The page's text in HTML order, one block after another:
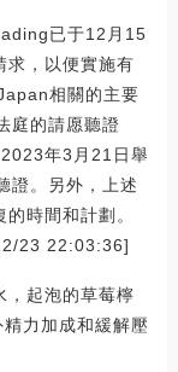
已于12月15
求，以便實施有
相關的主要
庭的請愿聽證
年3月21日舉
證。另外，上述
時間和計劃。
23 22:03:36]
，起泡的草莓檸
力加成和緩解壓